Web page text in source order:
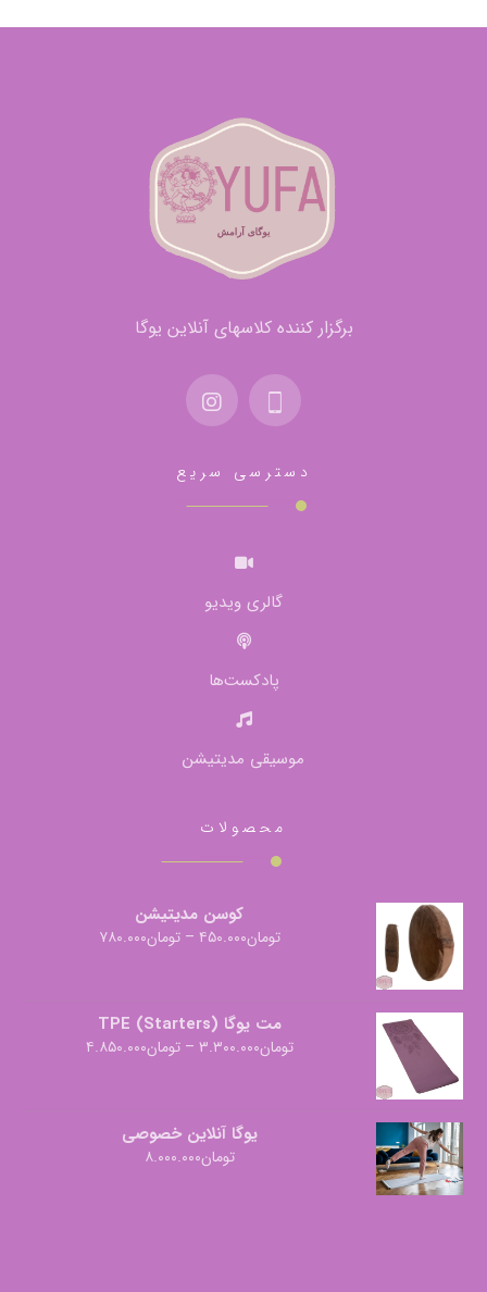
برگزار کننده کلاسهای آنلاین یوگا
دسترسی سریع
گالری ویدیو
پادکست‌ها
موسیقی مدیتیشن
محصولات
کوسن مدیتیشن
تومان۴۵۰.۰۰۰ –تومان۷۸۰.۰۰۰
مت یوگا TPE (Starters)
تومان۳.۳۰۰.۰۰۰ –تومان۴.۸۵۰.۰۰۰
یوگا آنلاین خصوصی
تومان۸.۰۰۰.۰۰۰